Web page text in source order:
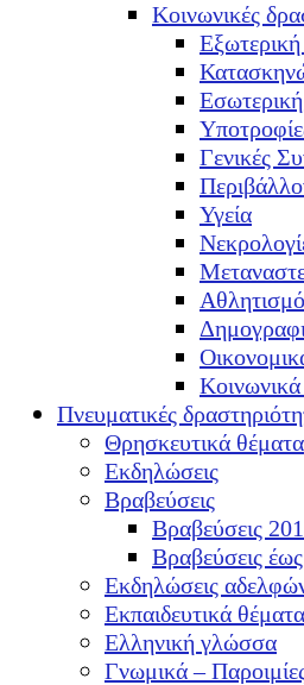
Κοινωνικές
Γενικές
Υγεία
Πνευματικές
Θρησκευτικά θέματα
Εκδηλώσεις
Βραβεύσεις
Βραβεύσεις
Βραβεύσεις
Εκδηλώσεις
Εκπαιδευτικά θέματα
Ελληνική γλώσσα
Γνωμικά –